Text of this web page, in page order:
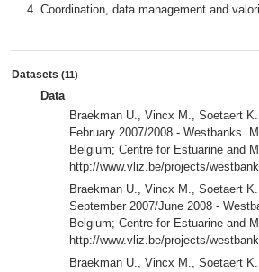
Coordination, data management and
Datasets (11)
Data
Braekman U., Vincx M., Soetaert
February 2007/2008 - Westbanks.
Belgium; Centre for Estuarine and
http://www.vliz.be/projects/
Braekman U., Vincx M., Soetaert
September 2007/June 2008 -
Belgium; Centre for Estuarine and
http://www.vliz.be/projects/
Braekman U., Vincx M., Soetaert